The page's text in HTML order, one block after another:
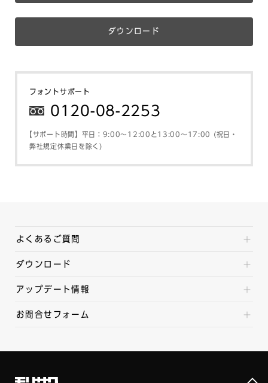
ダウンロード
フォントサポート
0120-08-2253
【サポート時間】平日：9:00～12:00と13:00～17:00 (祝日・
弊社規定休業日を除く)
よくあるご質問
ダウンロード
アップデート情報
お問合せフォーム